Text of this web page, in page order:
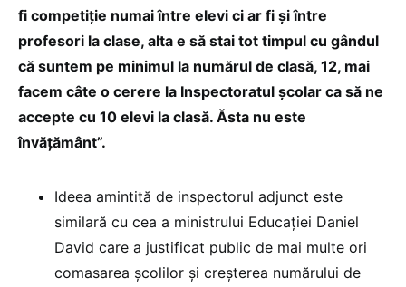
fi competiție numai între elevi ci ar fi și între
profesori la clase, alta e să stai tot timpul cu gândul
că suntem pe minimul la numărul de clasă, 12, mai
facem câte o cerere la Inspectoratul școlar ca să ne
accepte cu 10 elevi la clasă. Ăsta nu este
învățământ”.
Ideea amintită de inspectorul adjunct este
similară cu cea a ministrului Educației Daniel
David care a justificat public de mai multe ori
comasarea școlilor și creșterea numărului de